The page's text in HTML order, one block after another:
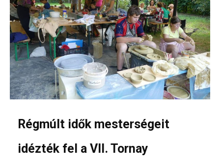
Régmúlt idők mesterségeit
idézték fel a VII. Tornay